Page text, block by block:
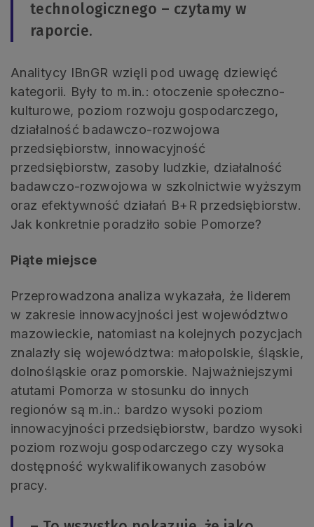
technologicznego – czytamy w
raporcie.
Analitycy IBnGR wzięli pod uwagę dziewięć
kategorii. Były to m.in.: otoczenie społeczno-
kulturowe, poziom rozwoju gospodarczego,
działalność badawczo-rozwojowa
przedsiębiorstw, innowacyjność
przedsiębiorstw, zasoby ludzkie, działalność
badawczo-rozwojowa w szkolnictwie wyższym
oraz efektywność działań B+R przedsiębiorstw.
Jak konkretnie poradziło sobie Pomorze?
Piąte miejsce
Przeprowadzona analiza wykazała, że liderem
w zakresie innowacyjności jest województwo
mazowieckie, natomiast na kolejnych pozycjach
znalazły się województwa: małopolskie, śląskie,
dolnośląskie oraz pomorskie. Najważniejszymi
atutami Pomorza w stosunku do innych
regionów są m.in.: bardzo wysoki poziom
innowacyjności przedsiębiorstw, bardzo wysoki
poziom rozwoju gospodarczego czy wysoka
dostępność wykwalifikowanych zasobów
pracy.